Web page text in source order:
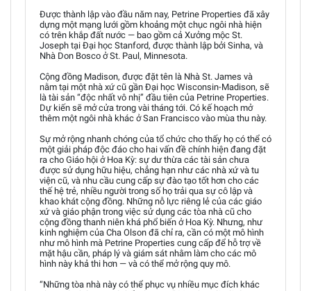
Được thành lập vào đầu năm nay, Petrine Properties đã xây
dựng một mạng lưới gồm khoảng một chục ngôi nhà hiện
có trên khắp đất nước — bao gồm cả Xưởng mộc St.
Joseph tại Đại học Stanford, được thành lập bởi Sinha, và
Nhà Don Bosco ở St. Paul, Minnesota.
Cộng đồng Madison, được đặt tên là Nhà St. James và
nằm tại một nhà xứ cũ gần Đại học Wisconsin-Madison, sẽ
là tài sản “độc nhất vô nhị” đầu tiên của Petrine Properties.
Dự kiến sẽ mở cửa trong vài tháng tới. Có kế hoạch mở
thêm một ngôi nhà khác ở San Francisco vào mùa thu này.
Sự mở rộng nhanh chóng của tổ chức cho thấy họ có thể có
một giải pháp độc đáo cho hai vấn đề chính hiện đang đặt
ra cho Giáo hội ở Hoa Kỳ: sự dư thừa các tài sản chưa
được sử dụng hữu hiệu, chẳng hạn như các nhà xứ và tu
viện cũ, và nhu cầu cung cấp sự đào tạo tốt hơn cho các
thế hệ trẻ, nhiều người trong số họ trải qua sự cô lập và
khao khát cộng đồng. Những nỗ lực riêng lẻ của các giáo
xứ và giáo phận trong việc sử dụng các tòa nhà cũ cho
cộng đồng thanh niên khá phổ biến ở Hoa Kỳ. Nhưng, như
kinh nghiệm của Cha Olson đã chỉ ra, cần có một mô hình
như mô hình mà Petrine Properties cung cấp để hỗ trợ về
mặt hậu cần, pháp lý và giám sát nhằm làm cho các mô
hình này khả thi hơn — và có thể mở rộng quy mô.
“Những tòa nhà này có thể phục vụ nhiều mục đích khác